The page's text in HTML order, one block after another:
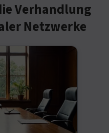
Verhandlung
Netzwerke